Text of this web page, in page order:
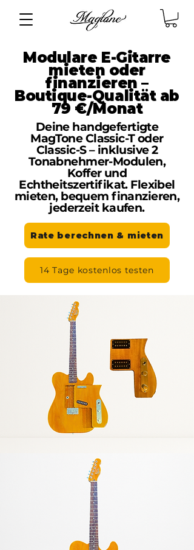
Modulare E-Gitarre
mieten oder
finanzieren –
Boutique-Qualität ab
79 €/Monat
Deine handgefertigte
MagTone Classic-T oder
Classic-S – inklusive 2
Tonabnehmer-Modulen,
Koffer und
Echtheitszertifikat. Flexibel
mieten, bequem finanzieren,
jederzeit kaufen.
Rate berechnen & mieten
14 Tage kostenlos testen